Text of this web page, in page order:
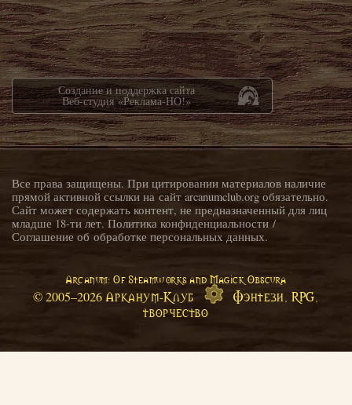
Создание и поддержка сайта
Веб-студия «Реклама-НО!»
Все права защищены. При цитировании материалов наличие
прямой активной ссылки на сайт arcanumclub.org обязательно.
Сайт может содержать контент, не предназначенный для лиц
младше 18-ти лет. Политика конфиденциальности /
Соглашение об обработке персональных данных.
Arcanum: Of Steamworks and Magick Obscura
© 2005–2026 Арканум-Клуб
Фэнтези, RPG,
творчество